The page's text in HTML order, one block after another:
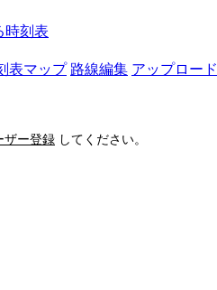
時刻表
表マップ 路線編集 アップロード
ザー登録 してください。